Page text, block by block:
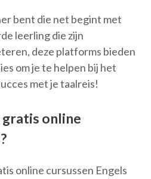
bent die net begint met
leerling die zijn
deze platforms bieden
om je te helpen bij het
met je taalreis!
online
online cursussen Engels